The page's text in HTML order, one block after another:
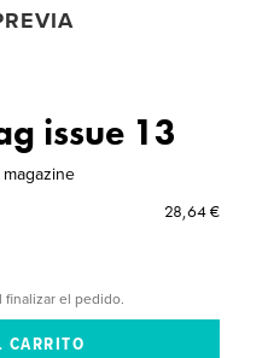
issue 13
28,64 €
finalizar el pedido.